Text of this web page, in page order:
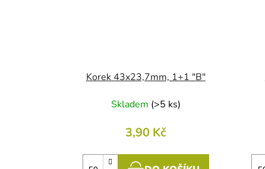
Korek 43x23,7mm, 1+1 "B"
Skladem (>5 ks)
3,90 Kč